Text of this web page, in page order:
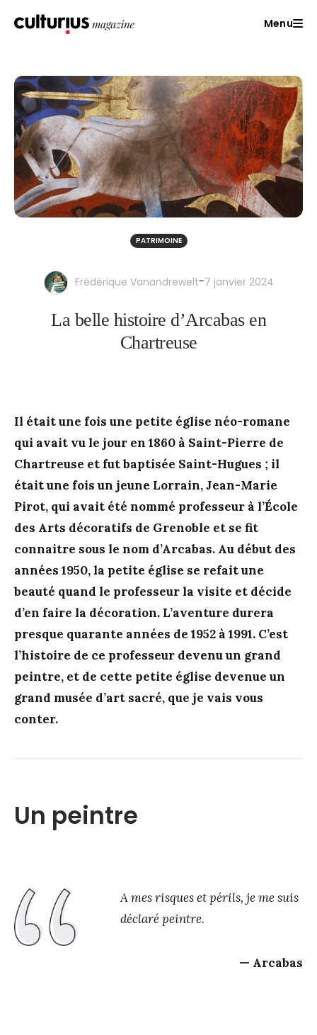
Menu
PATRIMOINE
Frédérique Vanandrewelt-7 janvier 2024
La belle histoire d’Arcabas en
Chartreuse
Il était une fois une petite église néo-romane
qui avait vu le jour en 1860 à Saint-Pierre de
Chartreuse et fut baptisée Saint-Hugues ; il
était une fois un jeune Lorrain, Jean-Marie
Pirot, qui avait été nommé professeur à l’École
des Arts décoratifs de Grenoble et se fit
connaitre sous le nom d’Arcabas. Au début des
années 1950, la petite église se refait une
beauté quand le professeur la visite et décide
d’en faire la décoration. L’aventure durera
presque quarante années de 1952 à 1991. C’est
l’histoire de ce professeur devenu un grand
peintre, et de cette petite église devenue un
grand musée d’art sacré, que je vais vous
conter.
Un peintre
A mes risques et périls, je me suis
déclaré peintre.
Arcabas